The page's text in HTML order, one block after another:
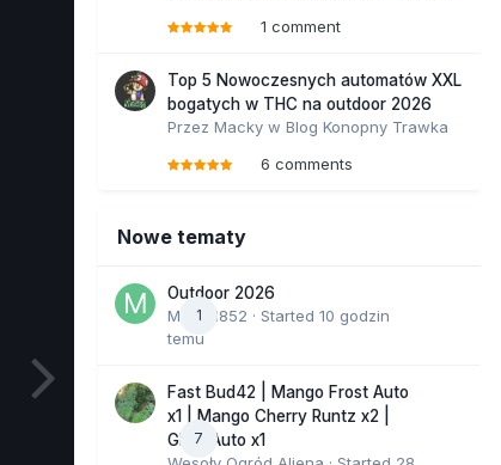
1 comment
Top 5 Nowoczesnych automatów XXL
bogatych w THC na outdoor 2026
Przez Macky w Blog Konopny Trawka
6 comments
Nowe tematy
1
Outdoor 2026
Marcel852 · Started 10 godzin
temu
7
Fast Bud42 | Mango Frost Auto
x1 | Mango Cherry Runtz x2 |
GMO Auto x1